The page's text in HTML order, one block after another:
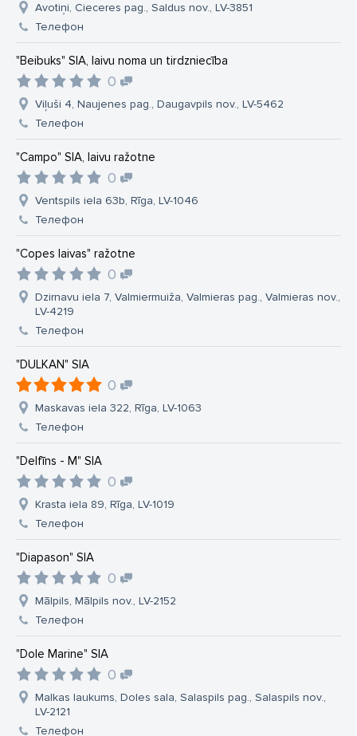
Avotiņi, Cieceres pag., Saldus nov., LV-3851
Телефон
"Beibuks" SIA, laivu noma un tirdzniecība
0
Viļuši 4, Naujenes pag., Daugavpils nov., LV-5462
Телефон
"Campo" SIA, laivu ražotne
0
Ventspils iela 63b, Rīga, LV-1046
Телефон
"Copes laivas" ražotne
0
Dzirnavu iela 7, Valmiermuiža, Valmieras pag., Valmieras nov.,
LV-4219
Телефон
"DULKAN" SIA
0
Maskavas iela 322, Rīga, LV-1063
Телефон
"Delfīns - M" SIA
0
Krasta iela 89, Rīga, LV-1019
Телефон
"Diapason" SIA
0
Mālpils, Mālpils nov., LV-2152
Телефон
"Dole Marine" SIA
0
Malkas laukums, Doles sala, Salaspils pag., Salaspils nov.,
LV-2121
Телефон